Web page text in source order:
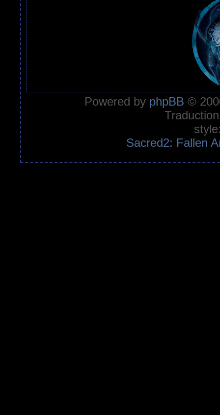
Powered by phpBB ©
Sacred2: Fallen